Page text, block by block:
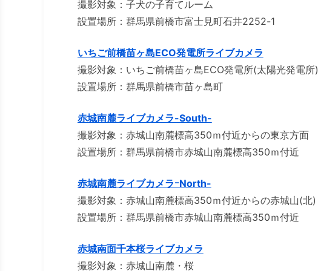
撮影対象：子犬の子育てルーム
設置場所：群馬県前橋市富士見町石井2252-1
いちご前橋苗ヶ島ECO発電所ライブカメラ
撮影対象：いちご前橋苗ヶ島ECO発電所(太陽光発電所)
設置場所：群馬県前橋市苗ヶ島町
赤城南麓ライブカメラ-South-
撮影対象：赤城山南麓標高350ｍ付近からの東京方面
設置場所：群馬県前橋市赤城山南麓標高350ｍ付近
赤城南麓ライブカメラｰNorth-
撮影対象：赤城山南麓標高350ｍ付近からの赤城山(北)
設置場所：群馬県前橋市赤城山南麓標高350ｍ付近
赤城南面千本桜ライブカメラ
撮影対象：赤城山南麓・桜